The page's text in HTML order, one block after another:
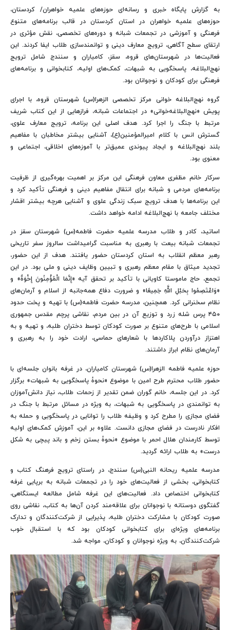
به گزارش پایگاه خبری و رسانه‌ای حوزه‌های علمیه خواهران/ کردستان،
حوزه‌های علمیه خواهران در استان کردستان در قالب برنامه‌های متنوع
فرهنگی و آموزشی در تجمعات شبانه و دوره‌های تخصصی، نقش مؤثری در
ارتقای سطح آگاهی، ترویج معارف دینی و توانمندسازی طلاب ایفا کردند. این
فعالیت‌ها در شهرستان‌های قروه، سقز، کامیاران و سنندج شامل ترویج
نهج‌البلاغه، پاسخگویی به شبهات، کمک‌های اولیه، کتابخوانی و برنامه‌های
فرهنگی برای کودکان و نوجوانان بود.
گروه نهج‌البلاغه خوانی مرکز تخصصی الزهرا(س) شهرستان قروه، با اجرای
پویش «نهج‌البلاغه‌خوانی» در اجتماعات شبانه، فرازهایی از این کتاب شریف
مرتبط با جنگ را اجرا کرد. هدف اصلی این برنامه، ترویج معارف علوی،
گسترش انس با کلام امیرالمؤمنین(ع)، آشنایی بیشتر مخاطبان با مفاهیم
بلند نهج‌البلاغه و ایجاد پیوندی عمیق‌تر با آموزه‌های اخلاقی، اجتماعی و
معنوی بود.
سرکار خانم مظفری معاون فرهنگی این مرکز بر اهمیت بهره‌گیری از ظرفیت
برنامه‌های مردمی و شبانه برای انتقال مفاهیم دینی و فرهنگی تأکید کرد و
این برنامه‌ها با هدف ترویج سبک زندگی علوی و آشنایی هرچه بیشتر اقشار
مختلف جامعه با نهج‌البلاغه ادامه خواهد داشت.
اساتید، کادر و طلاب مدرسه علمیه حضرت فاطمه(س) شهرستان سقز در
تجمعات شبانه بیعت با رهبری به مناسبت گرامیداشت سالروز سفر تاریخی
رهبر معظم انقلاب به استان کردستان حضور یافتند. هدف از این حضور،
تجدید میثاق با مقام معظم رهبری و تبیین وظایف دینی و ملی بود. در این
تجمع، حاج ماموستا کاویانی با تأکید بر تحقق آیه «إِنَّمَا الْمُؤْمِنُونَ إِخْوَةٌ» و
«وَاعْتَصِمُوا بِحَبْلِ اللَّهِ جَمِیعًا» و ضرورت دفاع همه‌جانبه از اسلام و آرمان‌های
نظام سخنرانی کرد. همچنین، مدرسه حضرت فاطمه(س) با تهیه و پخت حدود
۴۵۰ پرس شله زرد و توزیع آن در بین مردم، نقاشی پرچم مقدس جمهوری
اسلامی با طرح‌های متنوع بر صورت کودکان توسط دختران طلبه، و تهیه و به
اهتزاز درآوردن پلاکاردها با شعارهای حماسی، ارادت خود را به رهبری و
آرمان‌های نظام ابراز داشتند.
حوزه علمیه فاطمه الزهرا(س) شهرستان کامیاران، در غرفه بانوان جلسه‌ای با
حضور طلاب محترم طرح امین با موضوع «نحوهٔ پاسخگویی به شبهات» برگزار
کرد. در این جلسه، خانم گوران ضمن تقدیر از زحمات طلاب، نیاز دانش‌آموزان
به توانمندی در پاسخگویی به شبهات، به ویژه در مسائل مرتبط با جنگ در
فضای مجازی را مطرح کرد و وظیفه طلاب را توانایی در پاسخگویی و حمله به
افکار نادرست در فضای مجازی دانست. علاوه بر این، آموزش کمک‌های اولیه
توسط کارمندان هلال احمر با موضوع «نحوهٔ بستن زخم و باند پیچی به شکل
درست» به طلاب ارائه گردید.
مدرسه علمیه ریحانه النبی(س) سنندج، در راستای ترویج فرهنگ کتاب و
کتابخوانی، بخشی از فعالیت‌های خود را در تجمعات شبانه به برپایی غرفه
کتابخوانی اختصاص داد. فعالیت‌های این غرفه شامل مطالعه ایستگاهی،
گفتگوی دوستانه با نوجوانان برای علاقه‌مند کردن آن‌ها به کتاب، نقاشی روی
صورت کودکان با مشارکت دختران طلبه، پذیرایی از شرکت‌کنندگان و تدارک
برنامه‌های ویژه‌ای برای کتابخوانی کودکان بود که با استقبال خوب
شرکت‌کنندگان، به ویژه نوجوانان و کودکان، مواجه شد.